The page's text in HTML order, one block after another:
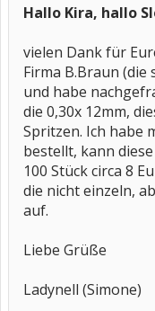
Hallo Kira, hallo
vielen Dank für
Firma B.Braun
und habe
die 0,30x 12mm,
Spritzen. Ich habe
bestellt, kann
100 Stück circa 8
die nicht einzeln,
auf.
Liebe Grüße
Ladynell (Simone)